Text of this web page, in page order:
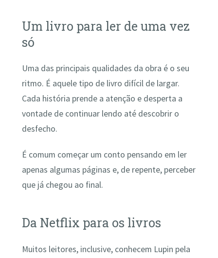
Um livro para ler de uma vez
só
Uma das principais qualidades da obra é o seu
ritmo. É aquele tipo de livro difícil de largar.
Cada história prende a atenção e desperta a
vontade de continuar lendo até descobrir o
desfecho.
É comum começar um conto pensando em ler
apenas algumas páginas e, de repente, perceber
que já chegou ao final.
Da Netflix para os livros
Muitos leitores, inclusive, conhecem Lupin pela